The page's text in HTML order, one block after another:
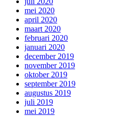
mei 2020
april 2020
maart 2020
februari 2020
januari 2020
december 2019
november 2019
oktober 2019
september 2019
augustus 2019
juli 2019
mei 2019